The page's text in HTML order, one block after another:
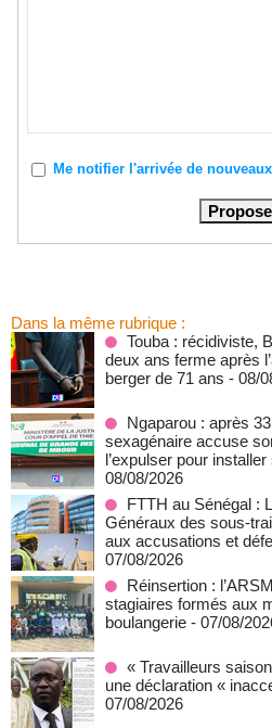
Me notifier l'arrivée de
Dans la même rubrique :
Touba : récidiviste,
deux ans ferme après
berger de 71 ans - 08/
Ngaparou : après
sexagénaire accuse
l’expulser pour
08/08/2026
FTTH au Sénégal :
Généraux des sous-
aux accusations et
07/08/2026
Réinsertion :
stagiaires formés aux
boulangerie - 07/08/
« Travailleurs
une déclaration «
07/08/2026